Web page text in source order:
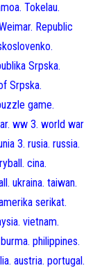
Tokelau.
Republic
Srpska.
Srpska.
game.
ww 3. world war
3. rusia. russia.
cina.
ukraina. taiwan.
serikat.
vietnam.
philippines.
austria. portugal.